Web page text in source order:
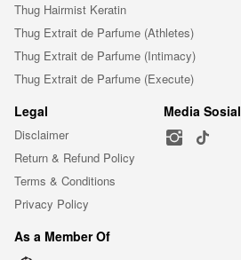
Thug Hairmist Keratin
Thug Extrait de Parfume (Athletes)
Thug Extrait de Parfume (Intimacy)
Thug Extrait de Parfume (Execute)
Legal
Disclaimer
Return & Refund Policy
Terms & Conditions
Privacy Policy
Media Sosial
As a Member Of